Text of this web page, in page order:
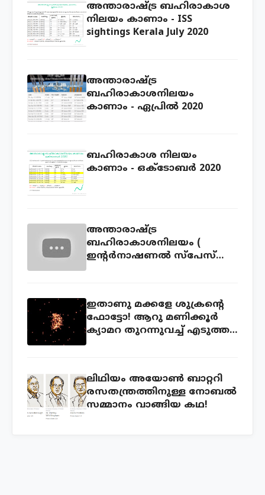
അന്താരാഷ്ട്ര ബഹിരാകാശ
നിലയം കാണാം - ISS
sightings Kerala July 2020
അന്താരാഷ്ട്ര
ബഹിരാകാശനിലയം
കാണാം - ഏപ്രില്‍ 2020
ബഹിരാകാശ നിലയം
കാണാം - ഒക്ടോബ‍ർ 2020
അന്താരാഷ്ട്ര
ബഹിരാകാശനിലയം (
ഇന്റര്‍നാഷണല്‍ സ്പേസ്
ഇതാണു മക്കളേ ശുക്രന്റെ
ഫോട്ടോ! ആറു മണിക്കൂര്‍
ക്യാമറ തുറന്നുവച്ച് എടുത്ത
ലിഥിയം അയോണ്‍ ബാറ്ററി
രസതന്ത്രത്തിനുള്ള നോബല്‍
സമ്മാനം വാങ്ങിയ കഥ!